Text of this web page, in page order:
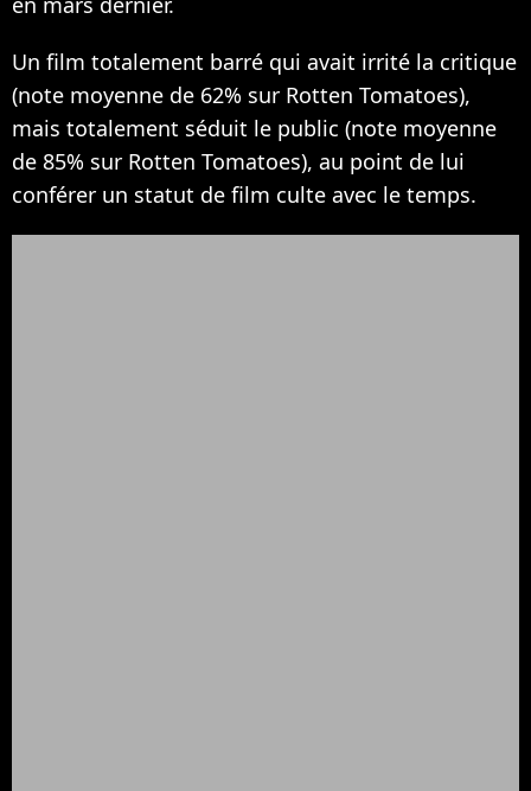
Un film totalement barré qui avait irrité la critique
(note moyenne de 62% sur Rotten Tomatoes),
mais totalement séduit le public (note moyenne
de 85% sur Rotten Tomatoes), au point de lui
conférer un statut de film culte avec le temps.